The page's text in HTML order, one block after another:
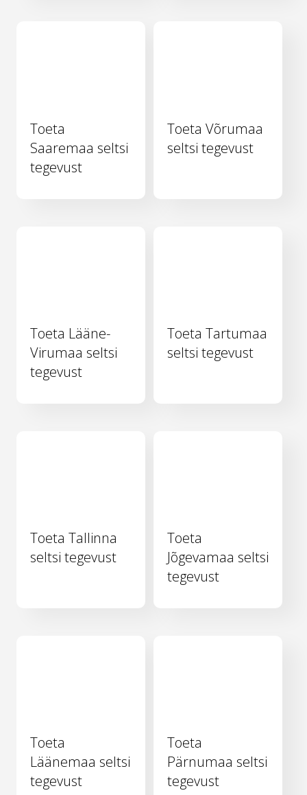
Toeta
Saaremaa seltsi
tegevust
Toeta Võrumaa
seltsi tegevust
Toeta Lääne-
Virumaa seltsi
tegevust
Toeta Tartumaa
seltsi tegevust
Toeta Tallinna
seltsi tegevust
Toeta
Jõgevamaa seltsi
tegevust
Toeta
Läänemaa seltsi
tegevust
Toeta
Pärnumaa seltsi
tegevust